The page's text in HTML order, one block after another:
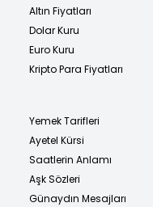
Altın Fiyatları
Dolar Kuru
Euro Kuru
Kripto Para Fiyatları
Yemek Tarifleri
Ayetel Kürsi
Saatlerin Anlamı
Aşk Sözleri
Günaydın Mesajları